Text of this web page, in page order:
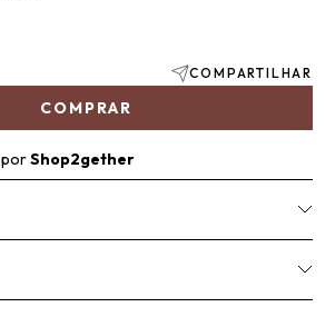
COMPRAR
COMPARTILHAR
porShop2gether